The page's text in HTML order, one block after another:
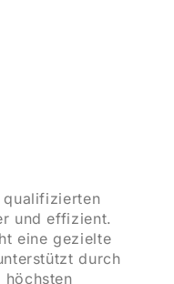
und effizient.
eine gezielte
durch
höchsten